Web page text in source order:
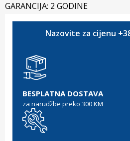
GARANCIJA: 2 GODINE
Nazovite za cijenu
BESPLATNA DOSTAVA
za narudžbe preko 300 KM